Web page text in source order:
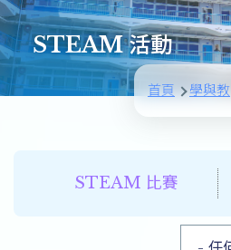
STEAM 活動
導
結
首頁 學與教
STEAM 比賽